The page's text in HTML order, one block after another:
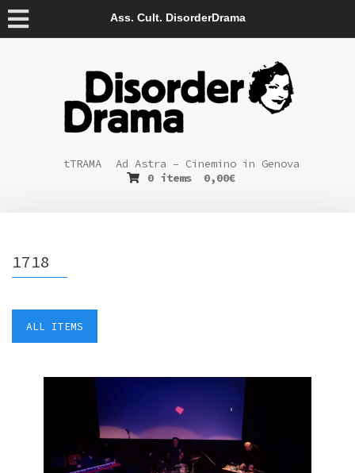
Ass. Cult. DisorderDrama
tTRAMA
Ad Astra – Cinemino in Genova
0 items
0,00€
1718
ALL ITEMS